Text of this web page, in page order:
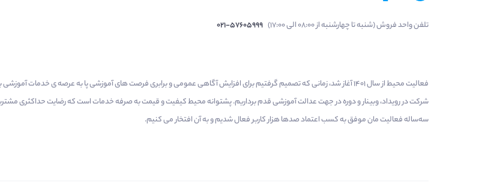
تلفن واحد فروش (شنبه تا چهارشنبه از 08:00 الی 17:00) 021-57605999
فعالیت محیط از سال 1401 آغاز شد، زمانی که تصمیم گرفتیم برای افزایش آگاهی عمومی و برابری فرصت های آموزشی پا به عرصه ی خدمات
شرکت در رویداد، وبینار و دوره در جهت عدالت آموزشی قدم برداریم. پشتوانه محیط کیفیت و قیمت به صرفه خدمات است که رضایت حداکثری
سه‌ساله فعالیت مان موفق به کسب اعتماد صدها هزار کاربر فعال شدیم و به آن افتخار می‌ کنیم.